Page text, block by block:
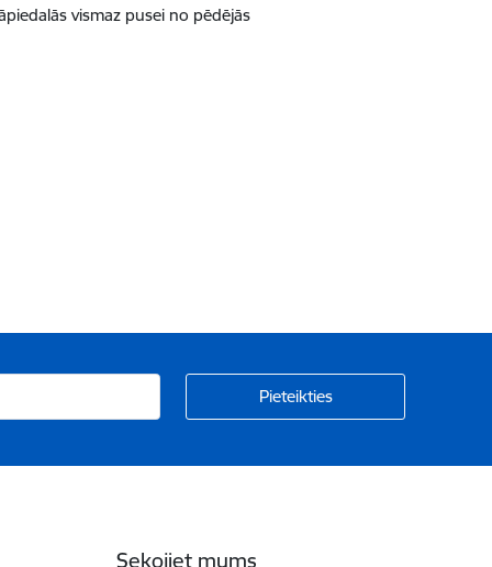
vismaz pusei no pēdējās
Sekojiet mums